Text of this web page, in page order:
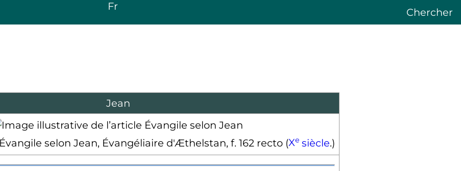
Fr Chercher
Jean
selon Jean, Évangéliaire d'Æthelstan, f. 162 recto (Xesiècle.)